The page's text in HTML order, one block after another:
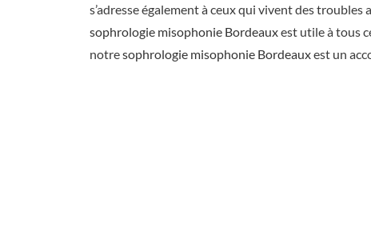
s’adresse également à ceux qui vivent des
sophrologie misophonie Bordeauxest utile à tous
notresophrologie misophonie Bordeauxest un